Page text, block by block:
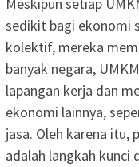
Meskipun setiap
sedikit bagi ekonomi
kolektif, mereka
banyak negara,
lapangan kerja dan
ekonomi lainnya,
jasa. Oleh karena itu,
adalah langkah kunci